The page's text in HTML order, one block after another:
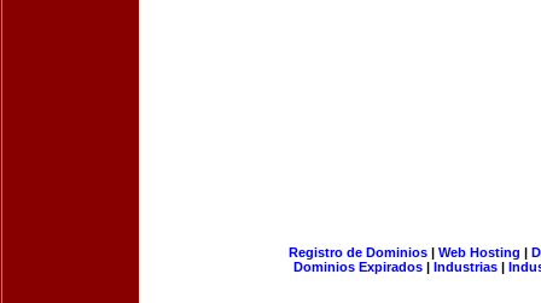
Registro de Dominios| Web Hosting |
Dominios Expirados | Industrias |